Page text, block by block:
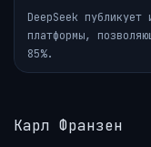
DeepSeek
платформы,
85%.
Карл Франзен